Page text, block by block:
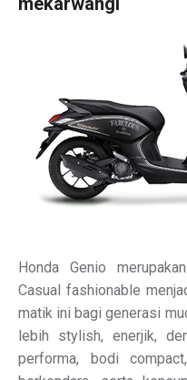
Honda Genio
Casual fashionable
matik ini bagi generasi
lebih stylish, enerjik,
performa, bodi